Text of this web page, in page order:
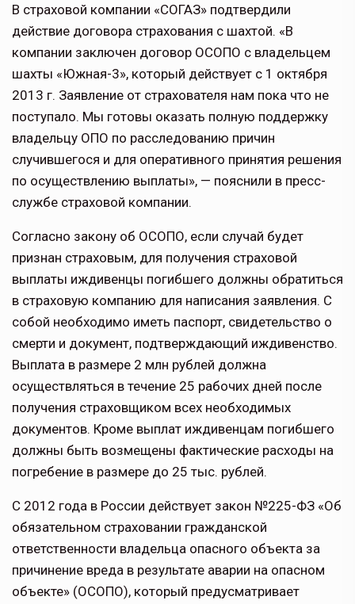
В страховой компании «СОГАЗ» подтвердили
действие договора страхования с шахтой. «В
компании заключен договор ОСОПО с владельцем
шахты «Южная-3», который действует с 1 октября
2013 г. Заявление от страхователя нам пока что не
поступало. Мы готовы оказать полную поддержку
владельцу ОПО по расследованию причин
случившегося и для оперативного принятия решения
по осуществлению выплаты», — пояснили в пресс-
службе страховой компании.
Согласно закону об ОСОПО, если случай будет
признан страховым, для получения страховой
выплаты иждивенцы погибшего должны обратиться
в страховую компанию для написания заявления. С
собой необходимо иметь паспорт, свидетельство о
смерти и документ, подтверждающий иждивенство.
Выплата в размере 2 млн рублей должна
осуществляться в течение 25 рабочих дней после
получения страховщиком всех необходимых
документов. Кроме выплат иждивенцам погибшего
должны быть возмещены фактические расходы на
погребение в размере до 25 тыс. рублей.
С 2012 года в России действует закон №225-ФЗ «Об
обязательном страховании гражданской
ответственности владельца опасного объекта за
причинение вреда в результате аварии на опасном
объекте» (ОСОПО), который предусматривает